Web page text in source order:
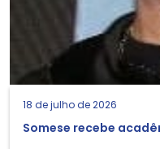
18 de julho de 2026
Somese recebe